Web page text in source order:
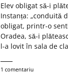
Elev obligat să-i
Instanța: „conduită
obligat, printr-o
Oradea, să-i
l-a lovit în sala de
1 comentariu